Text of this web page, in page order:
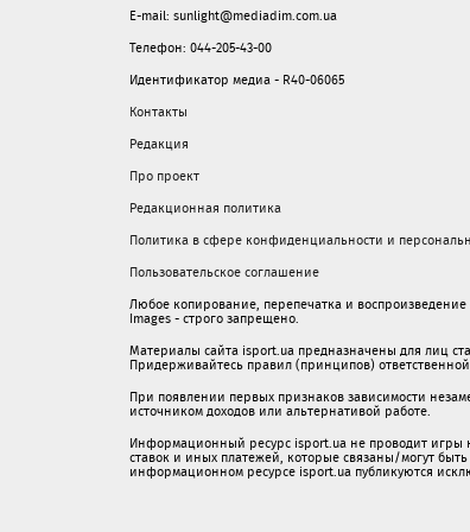
E-mail: sunlight@mediadim.com.ua
Телефон: 044-205-43-00
Идентификатор медиа - R40-06065
Контакты
Редакция
Про проект
Редакционная политика
Политика в сфере конфиденциальности и
Пользовательское соглашение
Любое копирование, перепечатка и
Images - строго запрещено.
Материалы сайта isport.ua предназначены для лиц
Придерживайтесь правил (принципов)
При появлении первых признаков зависимости
источником доходов или альтернативой работе.
Информационный ресурс isport.ua не проводит игры
ставок и иных платежей, которые связаны/могут
информационном ресурсе isport.ua публикуютcя